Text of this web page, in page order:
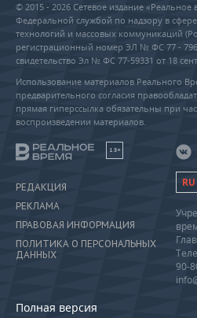
© 2015 - 2026 Сетевое издание «Реальное
Федеральной службой по надзору в
технологий и массовых коммуникаций
регистрационный номер ЭЛ № ФС 77 -
свидетельство Эл № ФС 77-59331 от 18
Использование материалов Реального
предварительного согласия
прямая гиперссылка обязательны при
воспроизведении материалов.
18+
РЕДАКЦИЯ
РЕКЛАМА
ПРАВОВАЯ ИНФОРМАЦИЯ
ПОЛИТИКА О ПЕРСОНАЛЬНЫХ
ДАННЫХ
Полная версия
RU
90-